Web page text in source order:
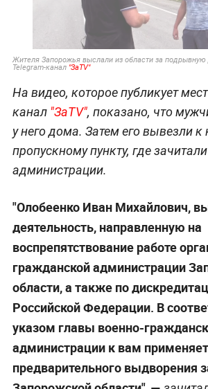
Жителя Запорожья выслали из области за
Telegram-канал "ЗaTV"
На видео, которое публикует
канал "ЗaTV", показано, что
у него дома. Затем его вывезли к
пропускному пункту, где
администрации.
"Олобеенко Иван Михайлович,
деятельность, направленную на
воспрепятствование работе
гражданской администрации
области, а также по
Российской Федерации. В
указом главы военно-
администрации к вам
предварительного выдворения